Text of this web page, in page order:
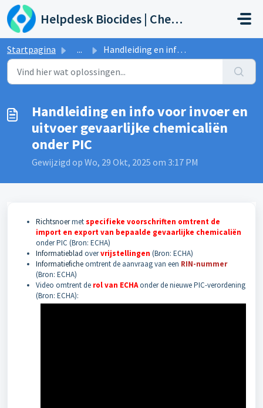
Doorgaan naar hoofdinhoud
Helpdesk Biocides | Chemicals | Products
Startpagina ... Handleiding en info voor invoer en uitvoer gevaarlijke ch...
Handleiding en info voor invoer en
uitvoer gevaarlijke chemicaliën
onder PIC
Gewijzigd op Wo, 29 Okt, 2025 om 3:17 PM
Richtsnoermetspecifieke voorschriften omtrent de
import en export van bepaalde gevaarlijke chemicaliën
onder PIC (Bron: ECHA)
Informatieblad overvrijstellingen (Bron: ECHA)
Informatieficheomtrent de aanvraag van een RIN-nummer
(Bron: ECHA)
Video omtrent de rol van ECHAonder de nieuwe PIC-verordening
(Bron: ECHA):